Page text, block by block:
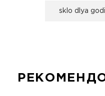
sklo dlya